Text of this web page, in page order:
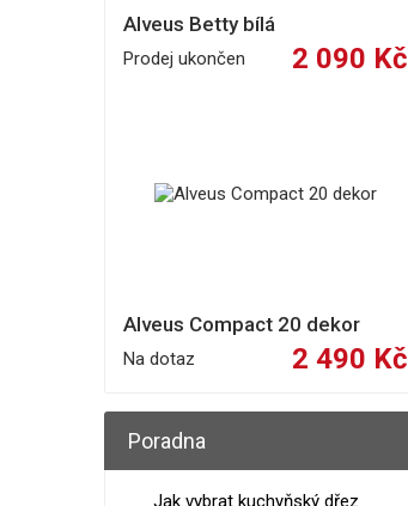
Alveus Betty bílá
Prodej ukončen 2 090 Kč
Alveus Compact 20 dekor
Na dotaz 2 490 Kč
Poradna
Jak vybrat kuchyňský dřez